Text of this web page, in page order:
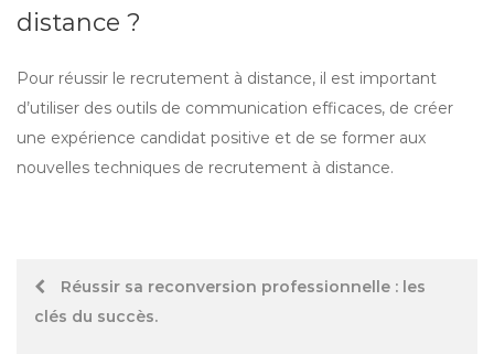
distance ?
Pour réussir le recrutement à distance, il est important
d’utiliser des outils de communication efficaces, de créer
une expérience candidat positive et de se former aux
nouvelles techniques de recrutement à distance.
PostRéussir sa reconversion professionnelle : les
clés du succès.